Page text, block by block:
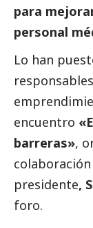
para
personal
Lo han
encuentro
barreras»,
presidente,
foro.